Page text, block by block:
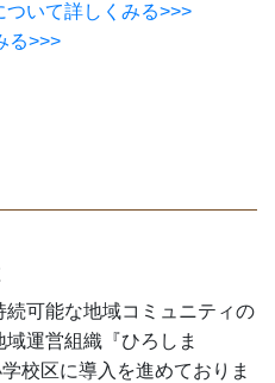
いて詳しくみる>>>
る>>>
可能な地域コミュニティの
運営組織『ひろしま
校区に導入を進めておりま